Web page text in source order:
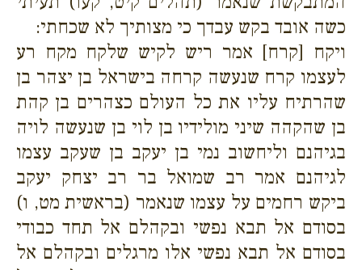
כשה אובד בקש עבדך כי מצותיך לא שכחתי:
ויקח [קרח] אמר ריש לקיש שלקח מקח רע
לעצמו קרח שנעשה קרחה בישראל בן יצהר בן
שהרתיח עליו את כל העולם כצהרים בן קהת
בן שהקהה שיני מולידיו בן לוי בן שנעשה לויה
בגיהנם וליחשוב נמי בן יעקב בן שעקב עצמו
לגיהנם אמר רב שמואל בר רב יצחק יעקב
ביקש רחמים על עצמו שנאמר (בראשית מט, ו)
בסודם אל תבא נפשי ובקהלם אל תחד כבודי
בסודם אל תבא נפשי אלו מרגלים ובקהלם אל